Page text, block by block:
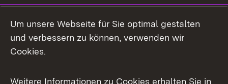
Facebook
X / Twitter
Um unsere Webseite für Sie optimal gestalten
und verbessern zu können, verwenden wir
Cookies.
Weitere Informationen zu Cookies erhalten Sie in